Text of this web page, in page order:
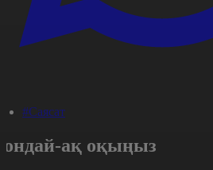
#Саясат
ақ оқыңыз